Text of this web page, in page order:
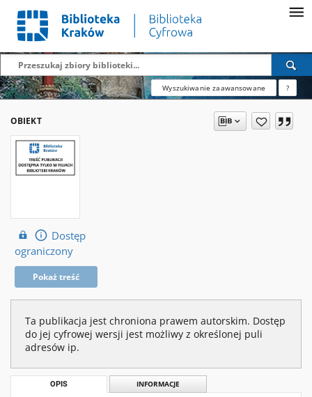
Wyszukiwanie zaawansowane ?
OBIEKT
Dostęp
ograniczony
Pokaż treść
Ta publikacja jest chroniona prawem autorskim. Dostęp
do jej cyfrowej wersji jest możliwy z określonej puli
adresów ip.
OPIS INFORMACJE